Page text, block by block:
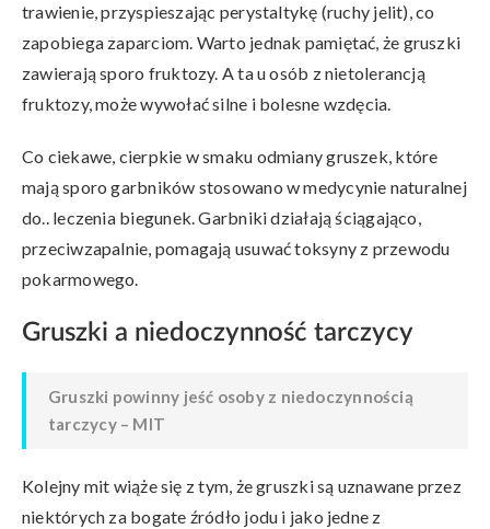
trawienie, przyspieszając perystaltykę (ruchy jelit), co
zapobiega zaparciom. Warto jednak pamiętać, że gruszki
zawierają sporo fruktozy. A ta u osób z nietolerancją
fruktozy, może wywołać silne i bolesne wzdęcia.
Co ciekawe, cierpkie w smaku odmiany gruszek, które
mają sporo garbników stosowano w medycynie naturalnej
do.. leczenia biegunek. Garbniki działają ściągająco,
przeciwzapalnie, pomagają usuwać toksyny z przewodu
pokarmowego.
Gruszki a niedoczynność tarczycy
Gruszki powinny jeść osoby z niedoczynnością
tarczycy – MIT
Kolejny mit wiąże się z tym, że gruszki są uznawane przez
niektórych za bogate źródło jodu i jako jedne z